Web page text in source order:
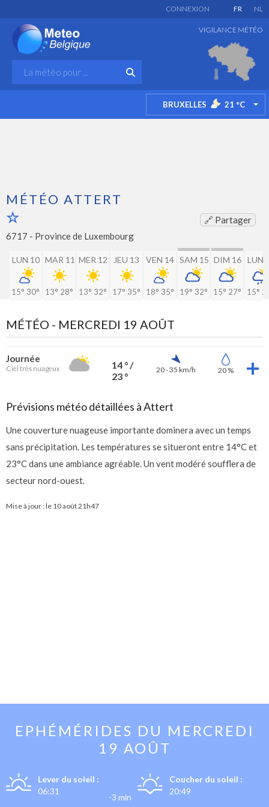
FR NL
CONNEXION
VIGILANCE MÉTÉO
BRUXELLES 21 °C
MÉTÉO ATTERT
🔗 Partager
6717 - Province de Luxembourg
LUN 10
15° 30°
MAR 11
13° 28°
MER 12
13° 32°
JEU 13
17° 35°
VEN 14
18° 35°
SAM 15
19° 32°
DIM 16
15° 27°
LUN
15°
MÉTÉO - MERCREDI 19 AOÛT
Journée
Ciel très nuageux
14 ° /
23 °
20 - 35 km/h 20 %
Prévisions météo détaillées à Attert
Une couverture nuageuse importante dominera avec un temps
sans précipitation. Les températures se situeront entre 14°C et
23°C dans une ambiance agréable. Un vent modéré soufflera de
secteur nord-ouest.
Mise à jour : le 10 août 21h47
EPHÉMÉRIDES DU MERCREDI
19 AOÛT
Lever du soleil :
06:31
-3 min
Coucher du soleil :
20:49